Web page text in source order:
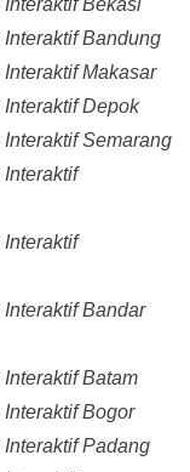
Bekasi
Bandung
Makasar
Depok
Semarang
Bandar
Batam
Bogor
Padang